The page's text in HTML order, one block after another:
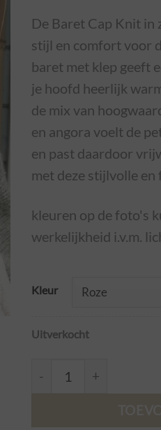
De Baret Cap Knit in
stijl en comfort voor
baret met klep geeft
je hoofd heerlijk
de mix van
en angora voelt de
en past daardoor
met deze stijlvolle
kleuren op de foto's
werkelijkheid i.v.m.
Kleur
Uitverkocht
Baret Cap Knitwear